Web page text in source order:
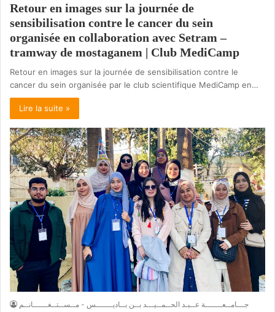
Retour en images sur la journée de
sensibilisation contre le cancer du sein
organisée en collaboration avec Setram –
tramway de mostaganem | Club MediCamp
Retour en images sur la journée de sensibilisation contre le
cancer du sein organisée par le club scientifique MediCamp en…
Lire la suite »
جـــامــعـــــــة عــبـد الحــمــيـــد بــن بــاديـــــــس - مــســتــغــــــانــم